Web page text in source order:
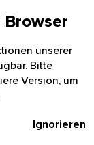
unserer
Bitte
Version, um
Ignorieren